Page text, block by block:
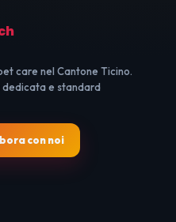
care nel Cantone Ticino.
dedicata e standard
con noi